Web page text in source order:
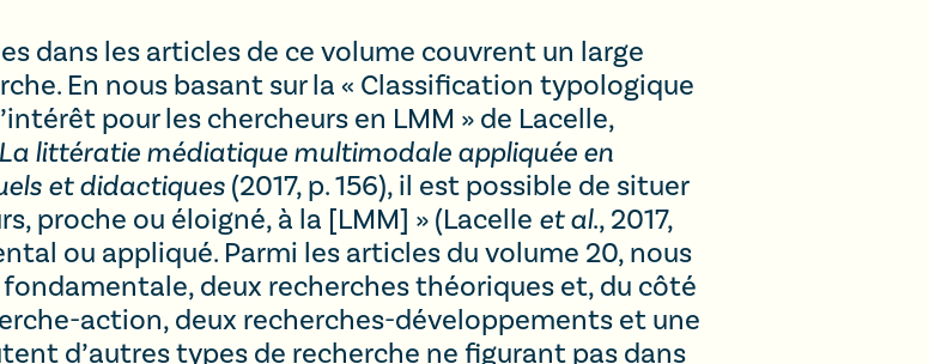
dans les articles de ce volume couvrent un large
En nous basant sur la « Classification typologique
pour les chercheurs en LMM » de Lacelle,
La littératie médiatique multimodale appliquée en
et didactiques(2017, p. 156), il est possible de situer
proche ou éloigné, à la [LMM] » (Lacelle et al., 2017,
ou appliqué. Parmi les articles du volume 20, nous
deux recherches théoriques et, du côté
action, deux recherches-développements et une
d’autres types de recherche ne figurant pas dans